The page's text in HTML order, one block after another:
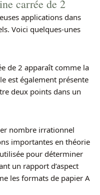
carrée de 2
applications dans
Voici quelques-unes
de 2 apparaît comme la
est également présente
deux points dans un
nombre irrationnel
importantes en théorie
pour déterminer
un rapport d’aspect
les formats de papier A